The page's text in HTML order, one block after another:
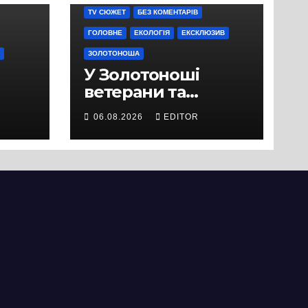
TV СЮЖЕТ БЕЗ КОМЕНТАРІВ
ГОЛОВНЕ ЕКОЛОГІЯ ЕКСКЛЮЗИВ
ЗОЛОТОНОША
У Золотоноші
ветерани та
місцеві жителі
вийшли на
протест до стін
06.08.2026 EDITOR